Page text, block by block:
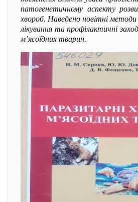
патогенетичному аспекту
хвороб. Наведено новітні
лікування та профілактичні
м’ясоїдних тварин.